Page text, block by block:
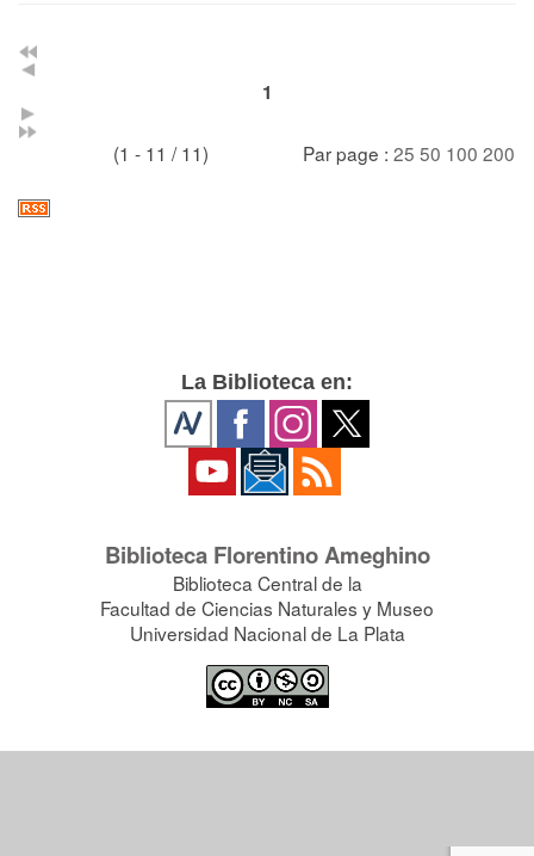
1
(1 - 11 / 11) Par page : 25 50 100 200
La Biblioteca en:
Biblioteca Florentino Ameghino
Biblioteca Central de la
Facultad de Ciencias Naturales y Museo
Universidad Nacional de La Plata